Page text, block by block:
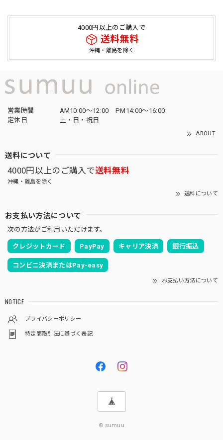
4000円以上のご購入で
送料無料
沖縄・離島を除く
営業時間
AM10:00〜12:00 PM14:00〜16:00
定休日
土・日・祝日
ABOUT
送料について
4000円以上のご購入で送料無料
沖縄・離島を除く
送料について
お支払い方法について
次の方法がご利用いただけます。
クレジットカード PayPay キャリア決済 銀行振込
コンビニ決済またはPay-easy
お支払い方法について
NOTICE
プライバシーポリシー
特定商取引法に基づく表記
© sumuu